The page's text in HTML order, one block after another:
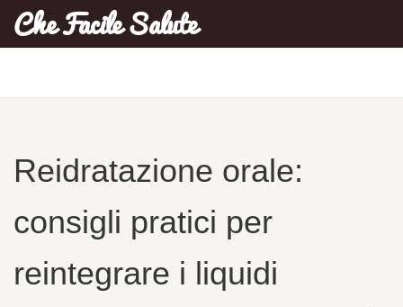
Che Facile Salute
Reidratazione orale:
consigli pratici per
reintegrare i liquidi